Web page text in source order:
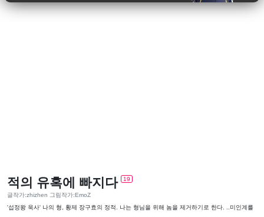
적의 유혹에 빠지다 19
글작가:zhizhen 그림작가:EmoZ
'섭정왕 욱사' 나의 형, 황제 장구효의 정적. 나는 형님을 위해 놈을 제거하기로 한다. ..미인계를